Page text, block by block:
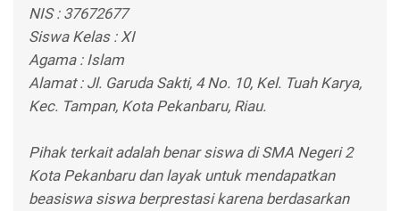
NIS : 37672677
Siswa Kelas : XI
Agama : Islam
Alamat : Jl. Garuda Sakti, 4 No. 10, Kel. Tuah Karya,
Kec. Tampan, Kota Pekanbaru, Riau.
Pihak terkait adalah benar siswa di SMA Negeri 2
Kota Pekanbaru dan layak untuk mendapatkan
beasiswa siswa berprestasi karena berdasarkan